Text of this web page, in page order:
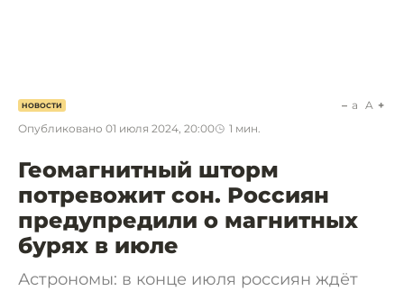
НОВОСТИ
Опубликовано 01 июля 2024, 20:00 1 мин.
a A
Геомагнитный шторм
потревожит сон. Россиян
предупредили о магнитных
бурях в июле
Астрономы: в конце июля россиян ждёт